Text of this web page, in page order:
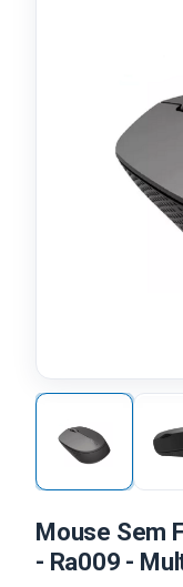
Mouse Sem
- Ra009 -